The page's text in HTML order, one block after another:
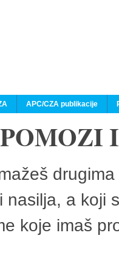
APC/CZA publikacije
POMOZI
nasilja, a koji
koje imaš